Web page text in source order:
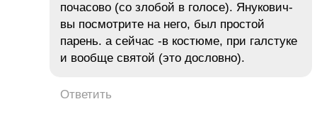
почасово (со злобой в голосе). Янукович-
вы посмотрите на него, был простой
парень. а сейчас -в костюме, при галстуке
и вообще святой (это дословно).
Ответить